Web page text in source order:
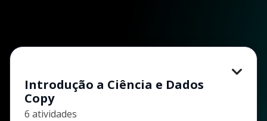
Introdução a Ciência e Dados
Copy
6 atividades